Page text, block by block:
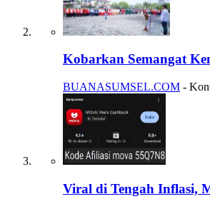
Kobarkan Semangat
BUANASUMSEL.COM -
Viral di Tengah Inflasi,